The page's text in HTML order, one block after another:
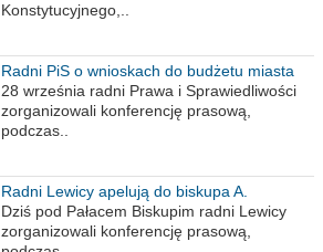
Konstytucyjnego,..
Radni PiS o wnioskach do budżetu miasta
na 2021 rok
28 września radni Prawa i Sprawiedliwości
zorganizowali konferencję prasową,
podczas..
Radni Lewicy apelują do biskupa A.
Wiesława Meringa
Dziś pod Pałacem Biskupim radni Lewicy
zorganizowali konferencję prasową,